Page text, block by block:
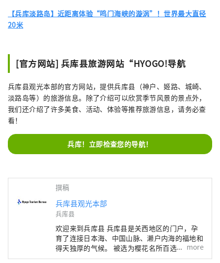
【兵库淡路岛】近距离体验“鸣门海峡的漩涡”！世界最大直径
20米
[官方网站] 兵库县旅游网站“HYOGO!导航
兵库县观光本部的官方网站，提供兵库县（神户、姬路、城崎、
淡路岛等）的旅游信息。除了介绍可以欣赏季节风景的景点外，
我们还介绍了许多美食、活动、体验等推荐旅游信息，请务必查
看！
兵库！立即检查您的导航！
撰稿
兵库县观光本部
兵库县
欢迎来到兵库县 兵库县是关西地区的门户，孕
育了连接日本海、中国山脉、濑户内海的福地和
得天独厚的气候。 被选为樱花名所百选之一的
世界遗产姬路城、六甲山的全景夜景等，有许多
more